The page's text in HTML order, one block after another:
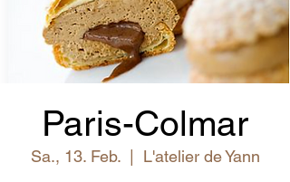
Paris-Colmar
Sa., 13. Feb.
  |
L'atelier de Yann